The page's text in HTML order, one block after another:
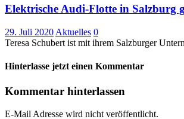
Elektrische Audi-Flotte in Salzburg
29. Juli 2020 Aktuelles 0
Teresa Schubert ist mit ihrem Salzburger
Hinterlasse jetzt einen Kommentar
Kommentar hinterlassen
E-Mail Adresse wird nicht veröffentlicht.